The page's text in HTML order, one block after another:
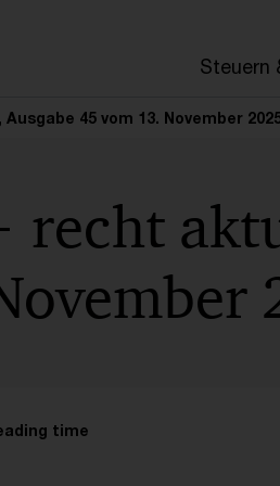
Steuern
45 vom 13. November
recht
time